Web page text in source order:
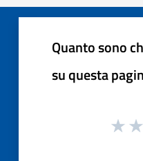
Quanto sono
su questa